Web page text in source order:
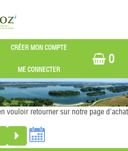
0
vouloir retourner sur notre page d'achat